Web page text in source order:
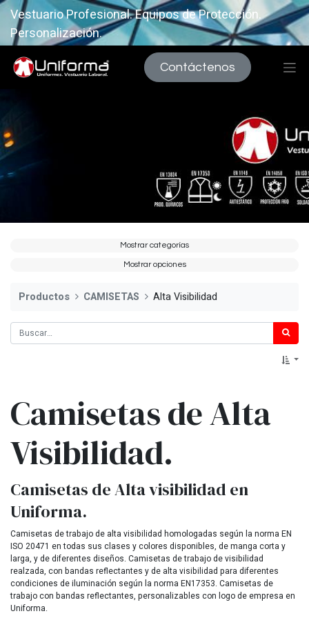
Vestuario Profesional. Equipos de Protección.
Personalización.
Contáctenos
Mostrar categorías
Mostrar opciones
Productos CAMISETAS Alta Visibilidad
Camisetas de Alta
Visibilidad.
Camisetas de Alta visibilidad en
Uniforma.
Camisetas de trabajo de alta visibilidad homologadas según la norma EN
ISO 20471 en todas sus clases y colores disponibles, de manga corta y
larga, y de diferentes diseños. Camisetas de trabajo de visibilidad
realzada, con bandas reflectantes y de alta visibilidad para diferentes
condiciones de iluminación según la norma EN17353. Camisetas de
trabajo con bandas reflectantes, personalizables con logo de empresa en
Uniforma.